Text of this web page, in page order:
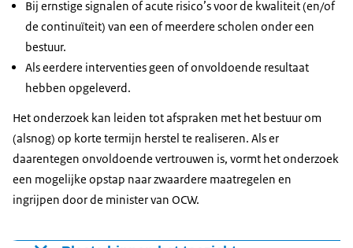
Bij ernstige signalen of acute risico’s voor de kwaliteit (en/of
de continuïteit) van een of meerdere scholen onder een
bestuur.
Als eerdere interventies geen of onvoldoende resultaat
hebben opgeleverd.
Het onderzoek kan leiden tot afspraken met het bestuur om
(alsnog) op korte termijn herstel te realiseren. Als er
daarentegen onvoldoende vertrouwen is, vormt het onderzoek
een mogelijke opstap naar zwaardere maatregelen en
ingrijpen door de minister van OCW.